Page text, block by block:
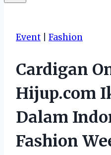
Event Fashion
Cardigan
Hijup.com
Dalam
Fashion